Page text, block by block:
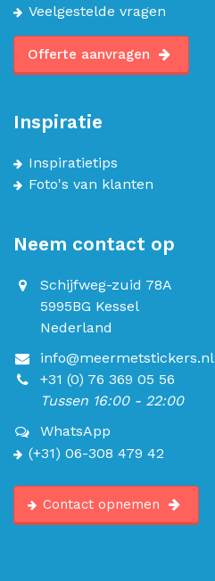
Veelgestelde vragen
Offerte aanvragen
Inspiratie
Inspiratietips
Foto's van klanten
Neem contact op
Schijfweg-zuid 78A
5995BG Kessel
Nederland
info@meermetstickers.nl
+31 (0) 76 369 05 56
Tussen 16:00 - 22:00
WhatsApp
(+31) 06-308 479 42
Contact opnemen